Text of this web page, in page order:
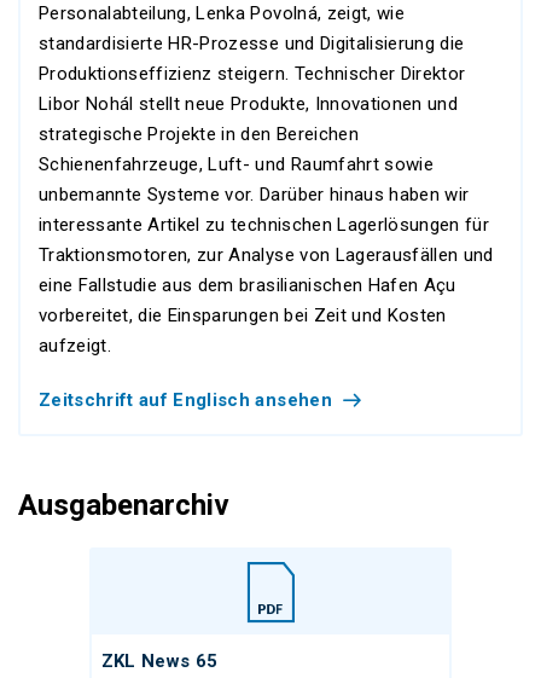
Personalabteilung, Lenka Povolná, zeigt, wie
standardisierte HR-Prozesse und Digitalisierung die
Produktionseffizienz steigern. Technischer Direktor
Libor Nohál stellt neue Produkte, Innovationen und
strategische Projekte in den Bereichen
Schienenfahrzeuge, Luft- und Raumfahrt sowie
unbemannte Systeme vor. Darüber hinaus haben wir
interessante Artikel zu technischen Lagerlösungen für
Traktionsmotoren, zur Analyse von Lagerausfällen und
eine Fallstudie aus dem brasilianischen Hafen Açu
vorbereitet, die Einsparungen bei Zeit und Kosten
aufzeigt.
Zeitschrift auf Englisch ansehen
Ausgabenarchiv
ZKL News 65